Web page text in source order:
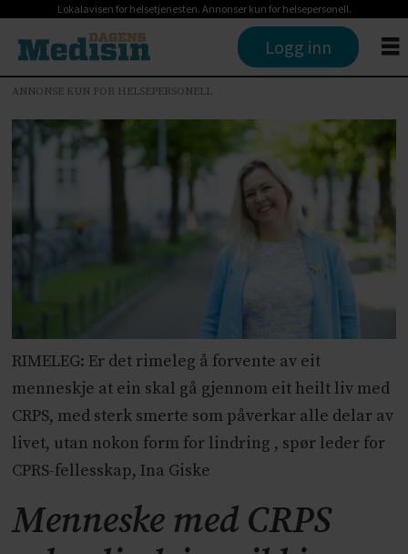
Lokalavisen for helsetjenesten. Annonser kun for helsepersonell.
Logg inn
ANNONSE KUN FOR HELSEPERSONELL
RIMELEG: Er det rimeleg å forvente av eit
menneskje at ein skal gå gjennom eit heilt liv med
CRPS, med sterk smerte som påverkar alle delar av
livet, utan nokon form for lindring , spør leder for
CPRS-fellesskap, Ina Giske
Menneske med CRPS